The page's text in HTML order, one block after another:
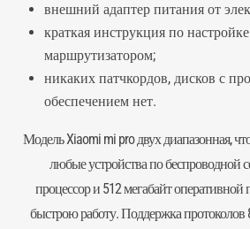
внешний адаптер питания от
краткая инструкция по
маршрутизатором;
никаких патчкордов, дисков с
обеспечением нет.
Модель Xiaomi mi pro двух диапазонная,
любые устройства по беспроводной
процессор и 512 мегабайт оперативной
быстрою работу. Поддержка протоколов